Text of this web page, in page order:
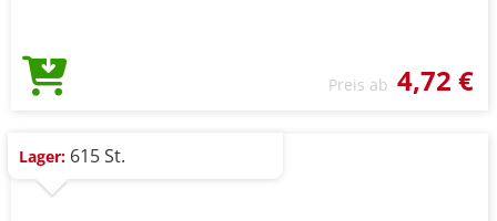
Preis ab 4,72 €
Lager: 615 St.